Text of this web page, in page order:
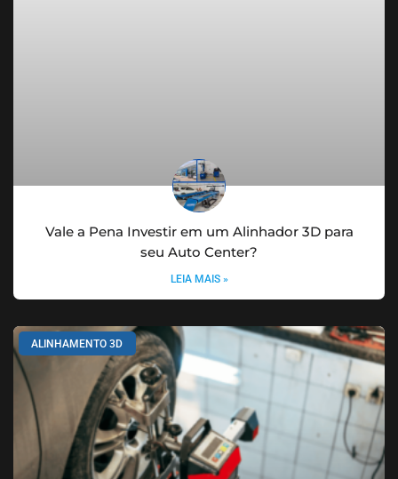
Vale a Pena Investir em um Alinhador 3D para
seu Auto Center?
LEIA MAIS »
ALINHAMENTO 3D